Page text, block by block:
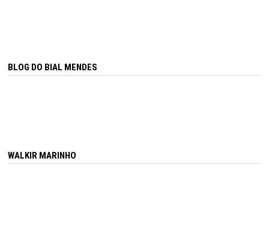
BLOG DO BIAL MENDES
WALKIR MARINHO